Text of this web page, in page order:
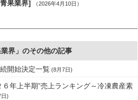
果業界] （2026年4月10日）
業界」のその他の記事
開始決定一覧 (8月7日)
６年上半期”売上ランキング～冷凍農産素
)